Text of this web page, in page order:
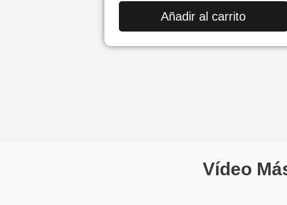
Añadir al carrito
Vídeo